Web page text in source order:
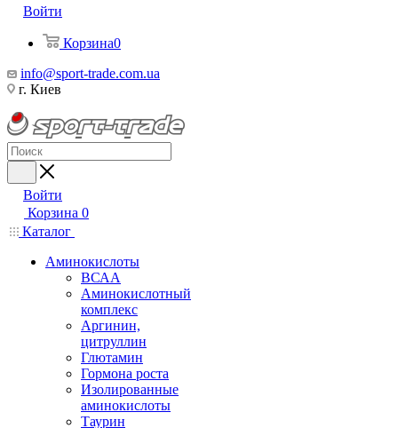
Войти
Корзина0
info@sport-trade.com.ua
г. Киев
Войти
Корзина 0
Каталог
Аминокислоты
ВСАА
Аминокислотный
комплекс
Аргинин,
цитруллин
Глютамин
Гормона роста
Изолированные
аминокислоты
Таурин